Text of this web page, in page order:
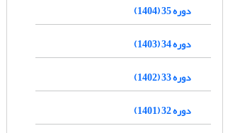
دوره 35 (1404)
دوره 34 (1403)
دوره 33 (1402)
دوره 32 (1401)